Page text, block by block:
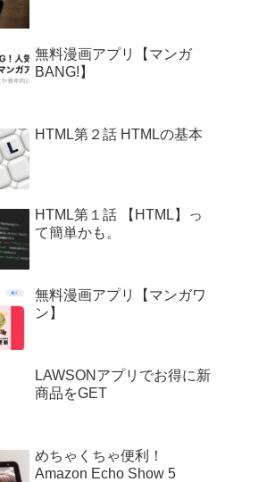
無料漫画アプリ【マンガ
BANG!】
HTML第２話 HTMLの基本
HTML第１話 【HTML】っ
て簡単かも。
無料漫画アプリ【マンガワ
ン】
LAWSONアプリでお得に新
商品をGET
めちゃくちゃ便利！
Amazon Echo Show 5